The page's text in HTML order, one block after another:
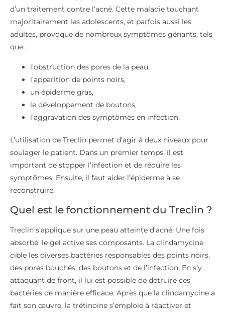
d’un traitement contre l’acné. Cette maladie touchant
majoritairement les adolescents, et parfois aussi les
adultes, provoque de nombreux symptômes gênants, tels
que :
l’obstruction des pores de la peau,
l’apparition de points noirs,
un épiderme gras,
le développement de boutons,
l’aggravation des symptômes en infection.
L’utilisation de Treclin permet d’agir à deux niveaux pour
soulager le patient. Dans un premier temps, il est
important de stopper l’infection et de réduire les
symptômes. Ensuite, il faut aider l’épiderme à se
reconstruire.
Quel est le fonctionnement du Treclin ?
Treclin s’applique sur une peau atteinte d’acné. Une fois
absorbé, le gel active ses composants. La clindamycine
cible les diverses bactéries responsables des points noirs,
des pores bouchés, des boutons et de l’infection. En s’y
attaquant de front, il lui est possible de détruire ces
bactéries de manière efficace. Après que la clindamycine a
fait son œuvre, la trétinoïne s’emploie à réactiver et